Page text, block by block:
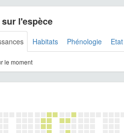
l'espèce
Habitats Phénologie
le moment